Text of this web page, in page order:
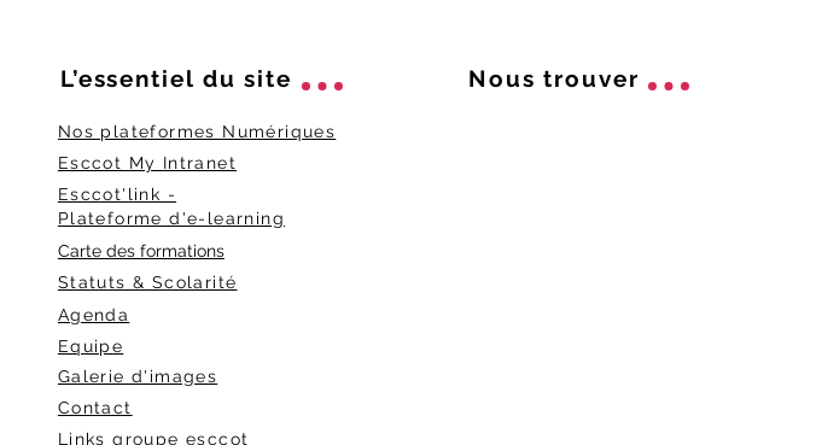
L’essentiel dusite
Nos plateformes Numériques
Esccot My Intranet
Esccot'link -
Plateforme d'e-learning
Carte des formations
Statuts & Scolarité
Agenda
Equipe
Galerie d'images
Contact
Links groupe esccot
Nous trouver